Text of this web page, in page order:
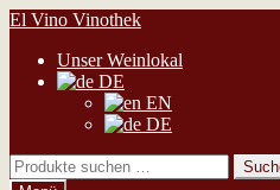
Zur
springen
Zum
springen
El Vino Vinothek
Unser Weinlokal
DE
EN
DE
Suchen
nach: